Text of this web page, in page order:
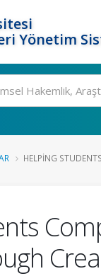
Yönetim
HELPING